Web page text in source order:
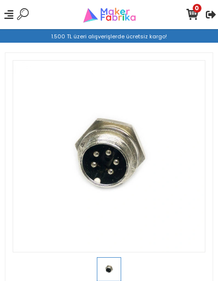
1.500 TL üzeri alışverişlerde ücretsiz kargo!
0